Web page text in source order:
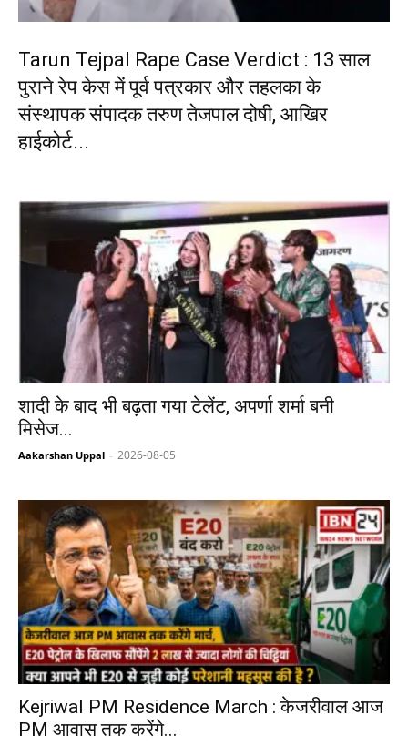
Tarun Tejpal Rape Case Verdict : 13 साल
पुराने रेप केस में पूर्व पत्रकार और तहलका के
संस्थापक संपादक तरुण तेजपाल दोषी, आखिर
हाईकोर्ट...
शादी के बाद भी बढ़ता गया टेलेंट, अपर्णा शर्मा बनी
मिसेज...
Aakarshan Uppal - 2026-08-05
Kejriwal PM Residence March : केजरीवाल आज
PM आवास तक करेंगे...